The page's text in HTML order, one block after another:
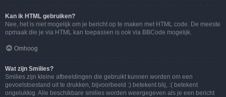
Kan ik HTML gebruiken?
Nee, het is niet mogelijk om je bericht op te maken met HTML code. De meeste
opmaak die je via HTML kan toepassen is ook via BBCode mogelijk.
Omhoog
Wat zijn Smilies?
Smilies zijn kleine afbeeldingen die gebruikt kunnen worden om een
gevoelstoestand uit te drukken, bijvoorbeeld :) betekent blij, :( betekent
ongelukkig. Alle beschikbare smilies worden weergegeven als je een bericht